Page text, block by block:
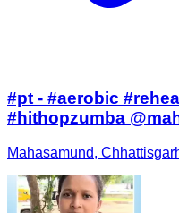
#pt - #aerobic
#hithopzumba
Mahasamund,